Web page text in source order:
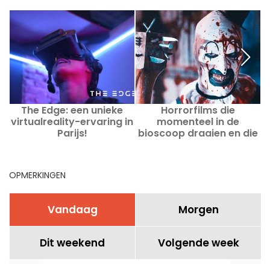
The Edge: een unieke
virtualreality-ervaring in
Parijs!
Horrorfilms die
momenteel in de
bioscoop draaien en die
OPMERKINGEN
Vandaag Morgen
Dit weekend Volgende week